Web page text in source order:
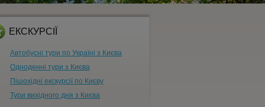
ЕКСКУРСІЇ
Автобусні тури по Україні з Києва
Одноденні тури з Києва
Пішохідні екскурсії по Києву
Тури вихідного дня з Києва